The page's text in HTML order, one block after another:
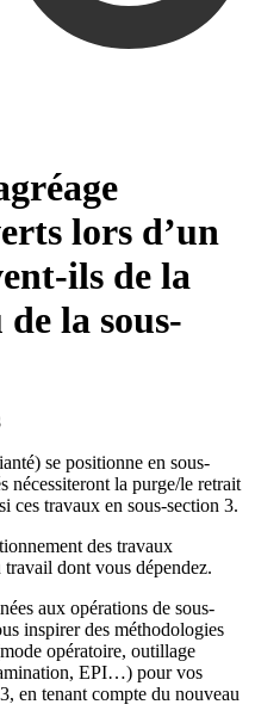
lors d’un
ils de la
de la sous-
se positionne en sous-
nécessiteront la purge/le retrait
ces travaux en sous-section 3.
des travaux
dont vous dépendez.
aux opérations de sous-
inspirer des méthodologies
opératoire, outillage
EPI…) pour vos
en tenant compte du nouveau